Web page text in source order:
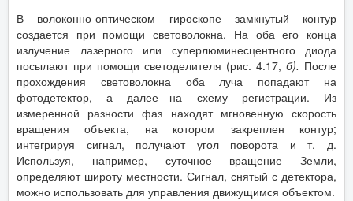
В волоконно-оптическом гироскопе замкнутый контур
создается при помощи световолокна. На оба его конца
излучение лазерного или суперлюминесцентного диода
посылают при помощи светоделителя (рис. 4.17, б). После
прохождения световолокна оба луча попадают на
фотодетектор, а далее—на схему регистрации. Из
измеренной разности фаз находят мгновенную скорость
вращения объекта, на котором закреплен контур;
интегрируя сигнал, получают угол поворота и т. д.
Используя, например, суточное вращение Земли,
определяют широту местности. Сигнал, снятый с детектора,
можно использовать для управления движущимся объектом.